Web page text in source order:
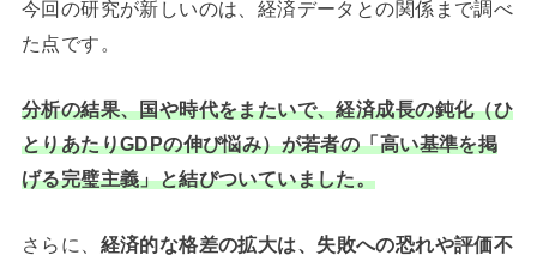
今回の研究が新しいのは、経済データとの関係まで調べ
た点です。
分析の結果、国や時代をまたいで、経済成長の鈍化（ひ
とりあたりGDPの伸び悩み）が若者の「高い基準を掲
げる完璧主義」と結びついていました。
さらに、 経済的な格差の拡大は、失敗への恐れや評価不